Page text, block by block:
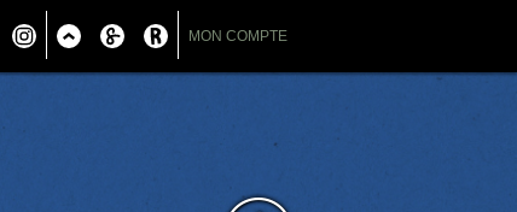
MON COMPTE